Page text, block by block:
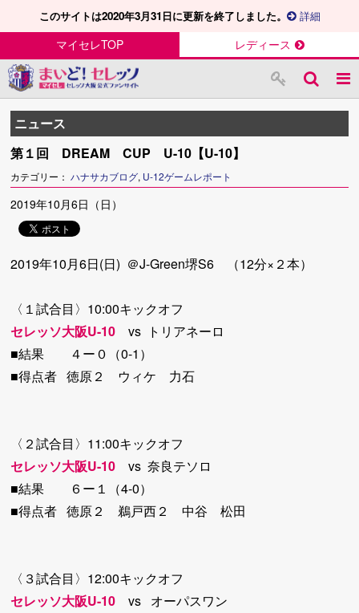
このサイトは2020年3月31日に更新を終了しました。 詳細
マイセレTOP レディース
ニュース
第１回 DREAM CUP U-10【U-10】
カテゴリー：ハナサカブログ, U-12ゲームレポート
2019年10月6日（日）
2019年10月6日(日) ＠J-Green堺S6 （12分×２本）
〈１試合目〉10:00キックオフ
セレッソ大阪U-10 vs トリアネーロ
■結果 ４ー０（0-1）
■得点者 徳原２ ウィケ 力石
〈２試合目〉11:00キックオフ
セレッソ大阪U-10vs 奈良テソロ
■結果 ６ー１（4-0）
■得点者 徳原２ 鵜戸西２ 中谷 松田
〈３試合目〉12:00キックオフ
セレッソ大阪U-10 vs オーパスワン